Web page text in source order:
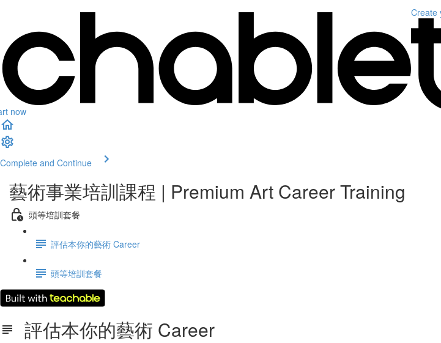
now
Create
Complete and Continue
藝術事業培訓課程 | Premium Art Career Training
頭等培訓套餐
評估本你的藝術 Career
頭等培訓套餐
評估本你的藝術 Career